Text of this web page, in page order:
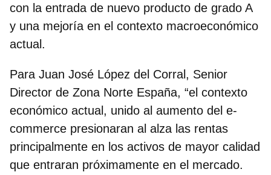
con la entrada de nuevo producto de grado A
y una mejoría en el contexto macroeconómico
actual.
Para Juan José López del Corral, Senior
Director de Zona Norte España, “el contexto
económico actual, unido al aumento del e-
commerce presionaran al alza las rentas
principalmente en los activos de mayor calidad
que entraran próximamente en el mercado.